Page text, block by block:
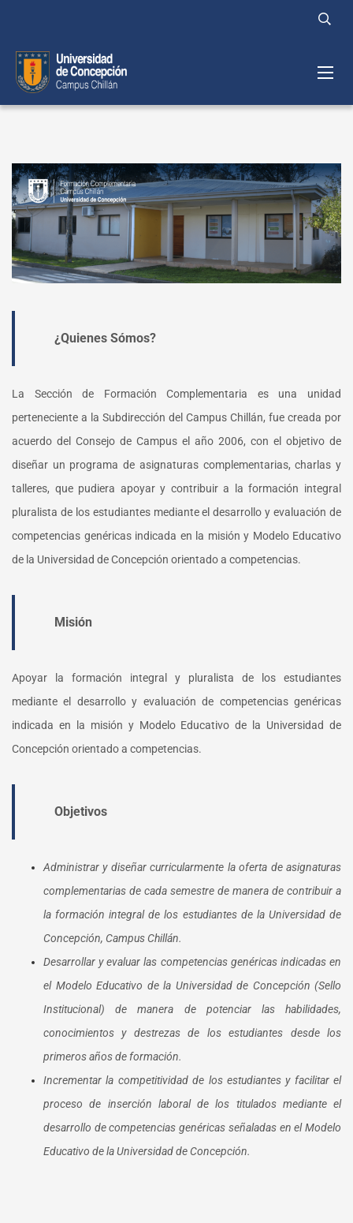
¿Quienes Sómos?
La Sección de Formación Complementaria es una unidad
perteneciente a la Subdirección del Campus Chillán, fue creada por
acuerdo del Consejo de Campus el año 2006, con el objetivo de
diseñar un programa de asignaturas complementarias, charlas y
talleres, que pudiera apoyar y contribuir a la formación integral
pluralista de los estudiantes mediante el desarrollo y evaluación de
competencias genéricas indicada en la misión y Modelo Educativo
de la Universidad de Concepción orientado a competencias.
Misión
Apoyar la formación integral y pluralista de los estudiantes
mediante el desarrollo y evaluación de competencias genéricas
indicada en la misión y Modelo Educativo de la Universidad de
Concepción orientado a competencias.
Objetivos
Administrar y diseñar curricularmente la oferta de asignaturas
complementarias de cada semestre de manera de contribuir a
la formación integral de los estudiantes de la Universidad de
Concepción, Campus Chillán.
Desarrollar y evaluar las competencias genéricas indicadas en
el Modelo Educativo de la Universidad de Concepción (Sello
Institucional) de manera de potenciar las habilidades,
conocimientos y destrezas de los estudiantes desde los
primeros años de formación.
Incrementar la competitividad de los estudiantes y facilitar el
proceso de inserción laboral de los titulados mediante el
desarrollo de competencias genéricas señaladas en el Modelo
Educativo de la Universidad de Concepción.